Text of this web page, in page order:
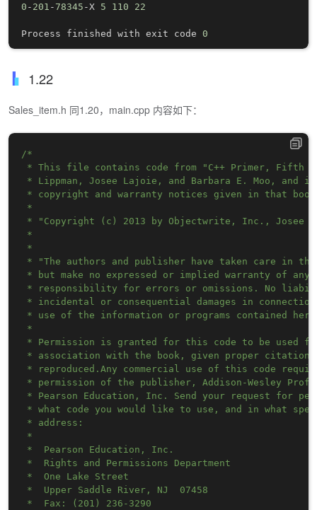
0 - 201 - 78345 -X 5 110 22
Process finished with exit code 0
1.22
Sales_item.h 同1.20，main.cpp 内容如下：
/*
* This file contains code from "C++ Primer, Fifth
* Lippman, Josee Lajoie, and Barbara E. Moo, and
* copyright and warranty notices given in that
*
* "Copyright (c) 2013 by Objectwrite, Inc., Josee
*
*
* "The authors and publisher have taken care in
* but make no expressed or implied warranty of any
* responsibility for errors or omissions. No
* incidental or consequential damages in
* use of the information or programs contained
*
* Permission is granted for this code to be used
* association with the book, given proper citation
* reproduced.Any commercial use of this code
* permission of the publisher, Addison-Wesley
* Pearson Education, Inc. Send your request for
* what code you would like to use, and in what
* address:
*
* 	Pearson Education, Inc.
* 	Rights and Permissions Department
* 	One Lake Street
* 	Upper Saddle River, NJ  07458
* 	Fax: (201) 236-3290